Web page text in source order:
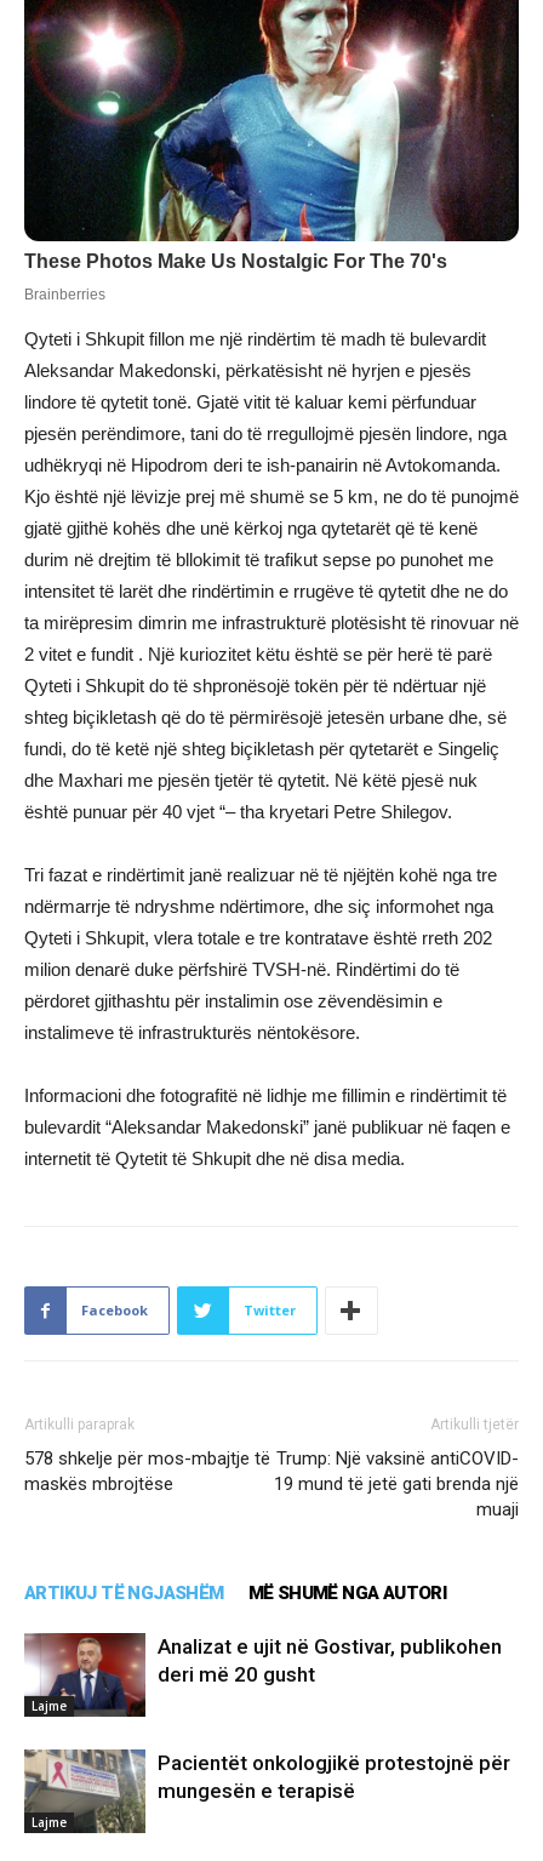
Qyteti i Shkupit fillon me një rindërtim të madh të bulevardit
Aleksandar Makedonski, përkatësisht në hyrjen e pjesës
lindore të qytetit tonë. Gjatë vitit të kaluar kemi përfunduar
pjesën perëndimore, tani do të rregullojmë pjesën lindore, nga
udhëkryqi në Hipodrom deri te ish-panairin në Avtokomanda.
Kjo është një lëvizje prej më shumë se 5 km, ne do të punojmë
gjatë gjithë kohës dhe unë kërkoj nga qytetarët që të kenë
durim në drejtim të bllokimit të trafikut sepse po punohet me
intensitet të larët dhe rindërtimin e rrugëve të qytetit dhe ne do
ta mirëpresim dimrin me infrastrukturë plotësisht të rinovuar në
2 vitet e fundit . Një kuriozitet këtu është se për herë të parë
Qyteti i Shkupit do të shpronësojë tokën për të ndërtuar një
shteg biçikletash që do të përmirësojë jetesën urbane dhe, së
fundi, do të ketë një shteg biçikletash për qytetarët e Singeliç
dhe Maxhari me pjesën tjetër të qytetit. Në këtë pjesë nuk
është punuar për 40 vjet “– tha kryetari Petre Shilegov.
Tri fazat e rindërtimit janë realizuar në të njëjtën kohë nga tre
ndërmarrje të ndryshme ndërtimore, dhe siç informohet nga
Qyteti i Shkupit, vlera totale e tre kontratave është rreth 202
milion denarë duke përfshirë TVSH-në. Rindërtimi do të
përdoret gjithashtu për instalimin ose zëvendësimin e
instalimeve të infrastrukturës nëntokësore.
Informacioni dhe fotografitë në lidhje me fillimin e rindërtimit të
bulevardit “Aleksandar Makedonski” janë publikuar në faqen e
internetit të Qytetit të Shkupit dhe në disa media.
Facebook Twitter
Artikulli paraprak
578 shkelje për mos-mbajtje të
maskës mbrojtëse
Artikulli tjetër
Trump: Një vaksinë antiCOVID-
19 mund të jetë gati brenda një
muaji
ARTIKUJ TË NGJASHËM MË SHUMË NGA AUTORI
Lajme
Analizat e ujit në Gostivar, publikohen
deri më 20 gusht
Lajme
Pacientët onkologjikë protestojnë për
mungesën e terapisë